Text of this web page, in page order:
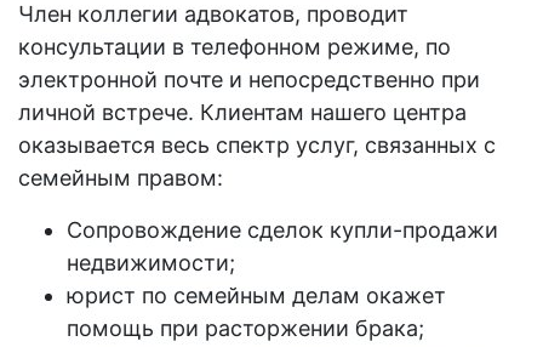
Член коллегии адвокатов, проводит
консультации в телефонном режиме, по
электронной почте и непосредственно при
личной встрече. Клиентам нашего центра
оказывается весь спектр услуг, связанных с
семейным правом:
Сопровождение сделок купли-продажи
недвижимости;
юрист по семейным делам окажет
помощь при расторжении брака;